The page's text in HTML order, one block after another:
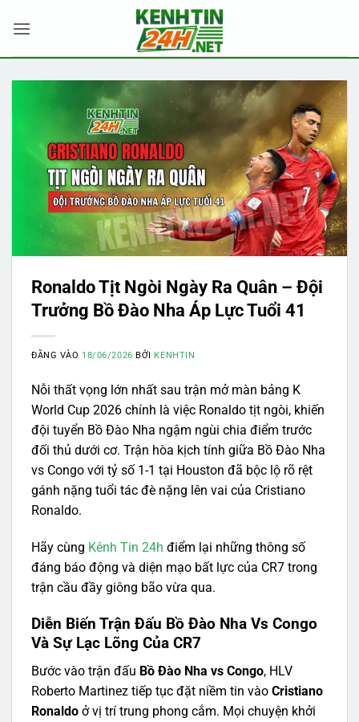
qua
Ronaldo Tịt Ngòi Ngày Ra Quân – Đội
Trưởng Bồ Đào Nha Áp Lực Tuổi 41
ĐĂNG VÀO 18/06/2026 BỞI KENHTIN
Nỗi thất vọng lớn nhất sau trận mở màn bảng K
World Cup 2026 chính là việc Ronaldo tịt ngòi, khiến
đội tuyển Bồ Đào Nha ngậm ngùi chia điểm trước
đối thủ dưới cơ. Trận hòa kịch tính giữa Bồ Đào Nha
vs Congo với tỷ số 1-1 tại Houston đã bộc lộ rõ rệt
gánh nặng tuổi tác đè nặng lên vai của Cristiano
Ronaldo.
Hãy cùng Kênh Tin 24h điểm lại những thông số
đáng báo động và diện mạo bất lực của CR7 trong
trận cầu đầy giông bão vừa qua.
Diễn Biến Trận Đấu Bồ Đào Nha Vs Congo
Và Sự Lạc Lõng Của CR7
Bước vào trận đấu Bồ Đào Nha vs Congo, HLV
Roberto Martinez tiếp tục đặt niềm tin vào Cristiano
Ronaldo ở vị trí trung phong cắm. Mọi chuyện khởi